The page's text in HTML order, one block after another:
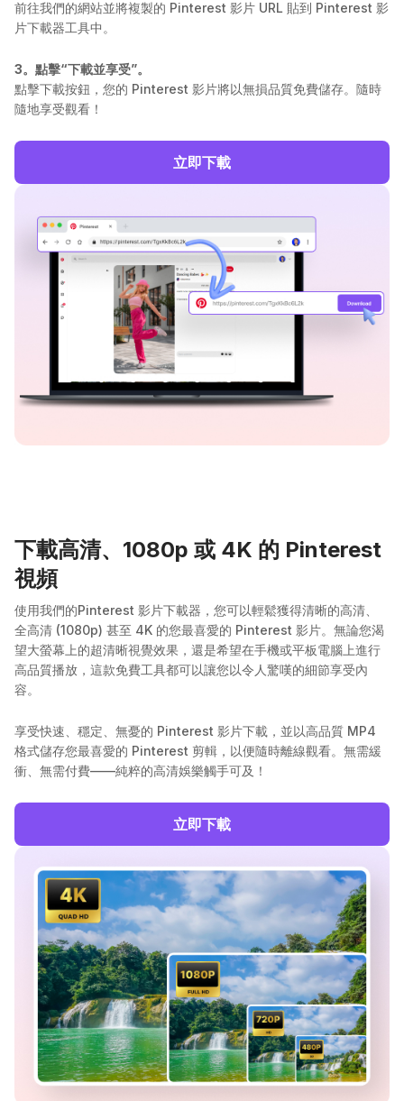
前往我們的網站並將複製的 Pinterest 影片 URL 貼到 Pinterest 影
片下載器工具中。
3。點擊“下載並享受”。
點擊下載按鈕，您的 Pinterest 影片將以無損品質免​​費儲存。隨時
隨地享受觀看！
立即下載
下載高清、1080p 或 4K 的 Pinterest
視頻
使用我們的Pinterest 影片下載器，您可以輕鬆獲得清晰的高清、
全高清 (1080p) 甚至 4K 的您最喜愛的 Pinterest 影片。無論您渴
望大螢幕上的超清晰視覺效果，還是希望在手機或平板電腦上進行
高品質播放，這款免費工具都可以讓您以令人驚嘆的細節享受內
容。
享受快速、穩定、無憂的 Pinterest 影片下載，並以高品質 MP4
格式儲存您最喜愛的 Pinterest 剪輯，以便隨時離線觀看。無需緩
衝、無需付費——純粹的高清娛樂觸手可及！
立即下載